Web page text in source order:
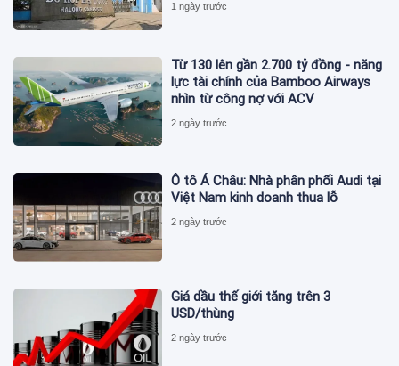
1 ngày trước
Từ 130 lên gần 2.700 tỷ đồng - năng
lực tài chính của Bamboo Airways
nhìn từ công nợ với ACV
2 ngày trước
Ô tô Á Châu: Nhà phân phối Audi tại
Việt Nam kinh doanh thua lỗ
2 ngày trước
Giá dầu thế giới tăng trên 3
USD/thùng
2 ngày trước